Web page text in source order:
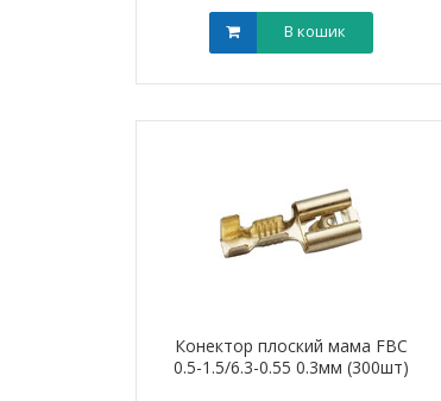
В кошик
Конектор плоский мама FBC
0.5-1.5/6.3-0.55 0.3мм (300шт)